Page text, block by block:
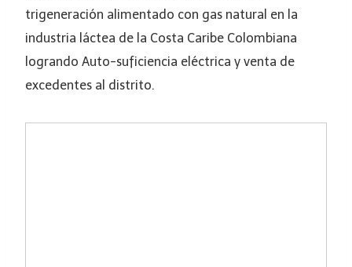
trigeneración alimentado con gas natural en la
industria láctea de la Costa Caribe Colombiana
logrando Auto-suficiencia eléctrica y venta de
excedentes al distrito.